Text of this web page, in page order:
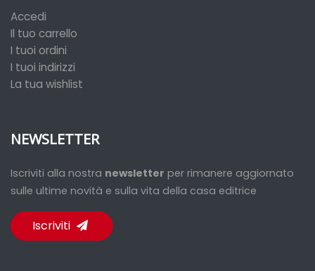
Accedi
Il tuo carrello
I tuoi ordini
I tuoi indirizzi
La tua wishlist
NEWSLETTER
Iscriviti alla nostra newsletter per rimanere aggiornato
sulle ultime novità e sulla vita della casa editrice
Iscriviti